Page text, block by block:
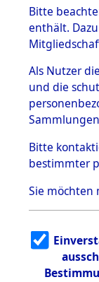
BESTÄNDE
1.
mente
5.
5.3
5.3.1
zu
en
5.3.2
g
5.3.3
Bitte
enthält.
Als Nutzer
und die
Bitte
bestimmter
Sie möchten